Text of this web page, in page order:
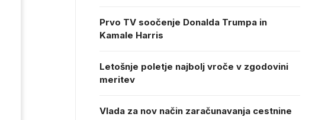
Prvo TV soočenje Donalda Trumpa in
Kamale Harris
Letošnje poletje najbolj vroče v zgodovini
meritev
Vlada za nov način zaračunavanja cestnine